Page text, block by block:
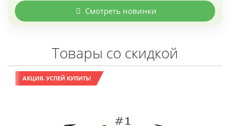
Смотреть новинки
Товары со скидкой
АКЦИЯ. УСПЕЙ КУПИТЬ!